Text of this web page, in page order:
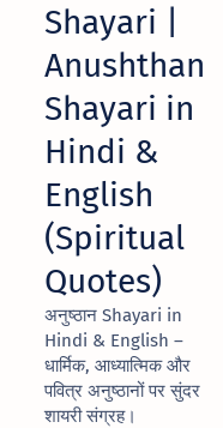
Shayari |
Anushthan
Shayari in
Hindi &
English
(Spiritual
Quotes)
अनुष्ठान Shayari in
Hindi & English –
धार्मिक, आध्यात्मिक और
पवित्र अनुष्ठानों पर सुंदर
शायरी संग्रह।